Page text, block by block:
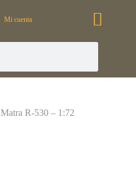
Mi cuenta
Matra R-530 – 1:72